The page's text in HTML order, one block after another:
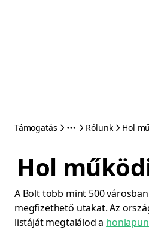
Támogatás Rólunk Hol
Hol
A Bolt több mint 500
megfizethető utakat. Az
listáját megtalálod a